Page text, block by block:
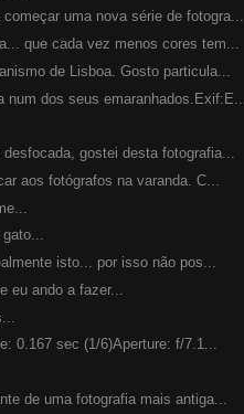
uma nova série de fotogra...
que cada vez menos cores tem...
de Lisboa. Gosto particula...
num dos seus emaranhados.Exif:E...
desfocada, gostei desta fotografia...
aos fotógrafos na varanda. C...
isto... por isso não pos...
eu ando a fazer...
0.167 sec (1/6)Aperture: f/7.1...
de uma fotografia mais antiga...